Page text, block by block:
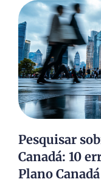
Pesquisar
Canadá: 10
Plano Canadá